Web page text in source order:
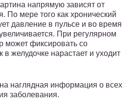
напрямую зависят от
По мере того как хронический
давление в пульсе и во время
При регулярном
может фиксировать со
в желудочке нарастает и уходит
наглядная информация о всех
заболевания.